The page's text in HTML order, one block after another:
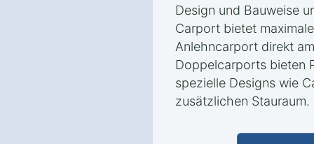
Design und Bauweise
Carport bietet
Anlehncarport direkt
Doppelcarports bieten
spezielle Designs wie
zusätzlichen Stauraum.